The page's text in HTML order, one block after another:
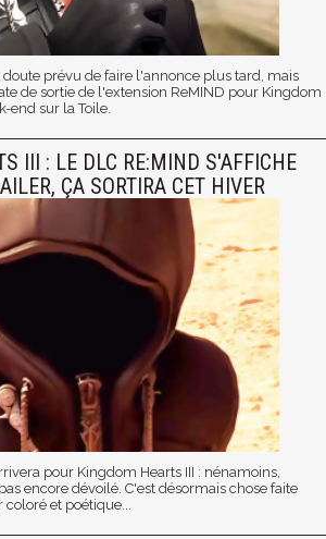
doute prévu de faire l'annonce plus tard, mais
de sortie de l'extension ReMIND pour Kingdom
end sur la Toile.
III : LE DLC RE:MIND S'AFFICHE
ÇA SORTIRA CET HIVER
pour Kingdom Hearts III : nénamoins,
encore dévoilé. C'est désormais chose faite
et poétique...